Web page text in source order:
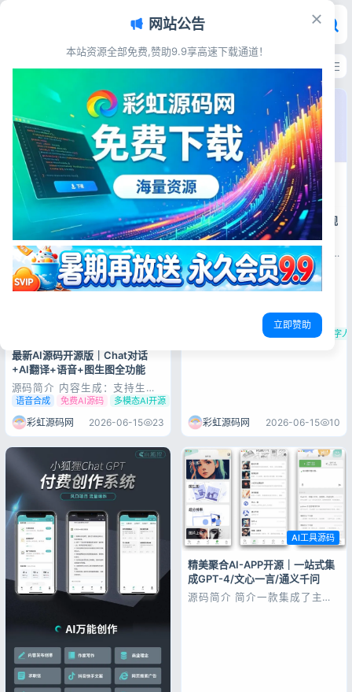
彩虹源码网 - 免费源码_游戏源码
最新发布 最多浏览 最多点赞 最多评论
最新AI源码开源版｜Chat对话
+AI翻译+语音+图生图全功能
源码简介 内容生成：支持生成
博客文章、营销文案等，简化写
作过程。 图像生成与深度动
画：可以创建高质量的图像，并
为图片添加动态深度效果。 文
文字转为自然流畅的语音，同时
也能将语音内容转为文本，便于
记录与编辑。 AI...
语音合成 免费AI源码 多模态AI开源
彩虹源码网 2026-06-15 23
AigcPanel开源AI数字人系统｜视
频合成语音克隆一站式部署
源码简介 AigcPanel是一款开
源简单易用的一站式的AI数字人
系统，小白也可使用，支持视频
合成、语音合成、语音克隆等功
许用户轻松导入、启动和管理多
个AI模型，并通过智能音视频同
AI虚拟人系统 数字
彩虹源码网 2026-06-15 10
AI工具源码
精美聚合AI-APP开源｜一站式集
成GPT-4/文心一言/通义千问
源码简介 简介一款集成了主流
网站公告
本站资源全部免费,赞助9.9享高速下载通道！
立即赞助